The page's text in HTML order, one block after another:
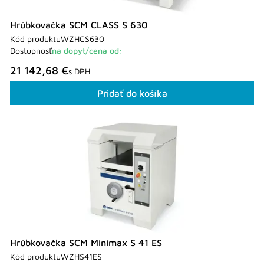
Hrúbkovačka SCM CLASS S 630
Kód produktuWZHCS630
Dostupnosťna dopyt/cena od:
21 142,68 €s DPH
Pridať do košíka
Hrúbkovačka SCM Minimax S 41 ES
Kód produktuWZHS41ES